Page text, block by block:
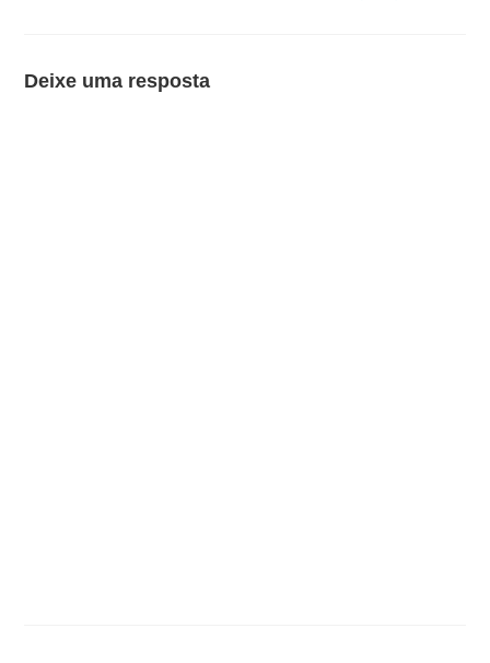
Deixe uma resposta